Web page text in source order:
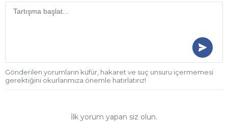
Gönderilen yorumların küfür, hakaret ve suç unsuru içermemesi
gerektiğini okurlarımıza önemle hatırlatırız!
İlk yorum yapan siz olun.